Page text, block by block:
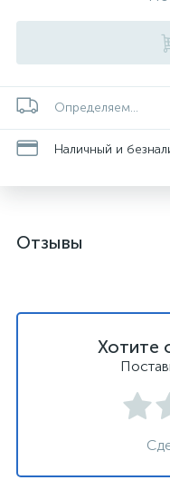
Определяем...
Наличный и
Отзывы
Хотите